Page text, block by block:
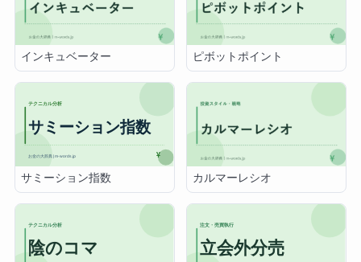
インキュベーター ピボットポイント
サミーション指数 カルマーレシオ